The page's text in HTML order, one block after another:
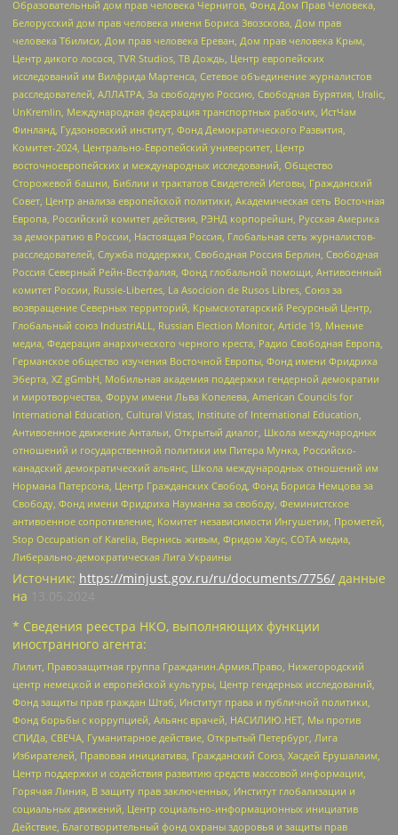
Образовательный дом прав человека Чернигов, Фонд Дом Прав Человека,
Белорусский дом прав человека имени Бориса Звозскова, Дом прав
человека Тбилиси, Дом прав человека Ереван, Дом прав человека Крым,
Центр дикого лосося, TVR Studios, ТВ Дождь, Центр европейских
исследований им Вилфрида Мартенса, Сетевое объединение журналистов
расследователей, АЛЛАТРА, За свободную Россию, Свободная Бурятия, Uralic,
UnKremlin, Международная федерация транспортных рабочих, ИстЧам
Финланд, Гудзоновский институт, Фонд Демократического Развития,
Комитет-2024, Центрально-Европейский университет, Центр
восточноевропейских и международных исследований, Общество
Сторожевой башни, Библии и трактатов Свидетелей Иеговы, Гражданский
Совет, Центр анализа европейской политики, Академическая сеть Восточная
Европа, Российский комитет действия, РЭНД корпорейшн, Русская Америка
за демократию в России, Настоящая Россия, Глобальная сеть журналистов-
расследователей, Служба поддержки, Свободная Россия Берлин, Свободная
Россия Северный Рейн-Вестфалия, Фонд глобальной помощи, Антивоенный
комитет России, Russie-Libertes, La Asocicion de Rusos Libres, Союз за
возвращение Северных территорий, Крымскотатарский Ресурсный Центр,
Глобальный союз IndustriALL, Russian Election Monitor, Article 19, Мнение
медиа, Федерация анархического черного креста, Радио Свободная Европа,
Германское общество изучения Восточной Европы, Фонд имени Фридриха
Эберта, XZ gGmbH, Мобильная академия поддержки гендерной демократии
и миротворчества, Форум имени Льва Копелева, American Councils for
International Education, Cultural Vistas, Institute of International Education,
Антивоенное движение Антальи, Открытый диалог, Школа международных
отношений и государственной политики им Питера Мунка, Российско-
канадский демократический альянс, Школа международных отношений им
Нормана Патерсона, Центр Гражданских Свобод, Фонд Бориса Немцова за
Свободу, Фонд имени Фридриха Науманна за свободу, Феминистское
антивоенное сопротивление, Комитет независимости Ингушетии, Прометей,
Stop Occupation of Karelia, Вернись живым, Фридом Хаус, СОТА медиа,
Либерально-демократическая Лига Украины
Источник: https://minjust.gov.ru/ru/documents/7756/ данные
на
* Сведения реестра НКО, выполняющих функции
иностранного агента:
Лилит, Правозащитная группа Гражданин.Армия.Право, Нижегородский
центр немецкой и европейской культуры, Центр гендерных исследований,
Фонд защиты прав граждан Штаб, Институт права и публичной политики,
Фонд борьбы с коррупцией, Альянс врачей, НАСИЛИЮ.НЕТ, Мы против
СПИДа, СВЕЧА, Гуманитарное действие, Открытый Петербург, Лига
Избирателей, Правовая инициатива, Гражданский Союз, Хасдей Ерушалаим,
Центр поддержки и содействия развитию средств массовой информации,
Горячая Линия, В защиту прав заключенных, Институт глобализации и
социальных движений, Центр социально-информационных инициатив
Действие, Благотворительный фонд охраны здоровья и защиты прав